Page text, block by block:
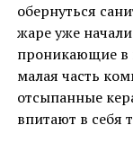
обернуться
жаре уже
проникающие в
малая часть
отсыпанные
впитают в себя